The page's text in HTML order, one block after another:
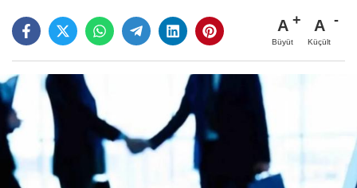
A
Büyüt
A
Küçült